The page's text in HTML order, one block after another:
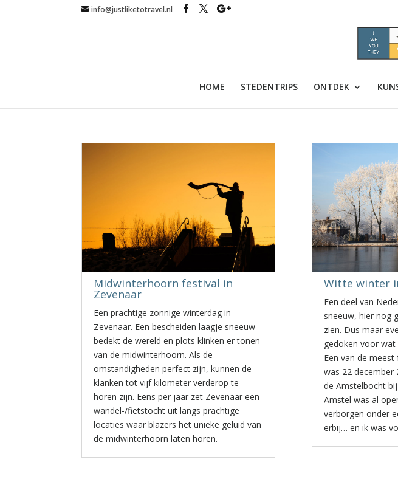
info@justliketotravel.nl
HOME STEDENTRIPS ONTDEK
Midwinterhoorn festival in
Zevenaar
Een prachtige zonnige winterdag in
Zevenaar. Een bescheiden laagje sneeuw
bedekt de wereld en plots klinken er tonen
van de midwinterhoorn. Als de
omstandigheden perfect zijn, kunnen de
klanken tot vijf kilometer verderop te
horen zijn. Eens per jaar zet Zevenaar een
wandel-/fietstocht uit langs prachtige
locaties waar blazers het unieke geluid van
de midwinterhoorn laten horen.
Witte winter
Een deel van
sneeuw, hier nog
zien. Dus maar
gedoken voor wat
Een van de
was 22 december
de Amstelbocht
Amstel was al
verborgen onder
erbij… en ik was